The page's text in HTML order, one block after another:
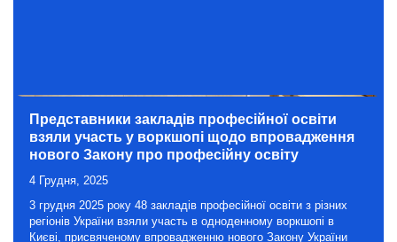
Представники закладів професійної освіти
взяли участь у воркшопі щодо впровадження
нового Закону про професійну освіту
4 Грудня, 2025
3 грудня 2025 року 48 закладів професійної освіти з різних
регіонів України взяли участь в одноденному воркшопі в
Києві, присвяченому впровадженню нового Закону України